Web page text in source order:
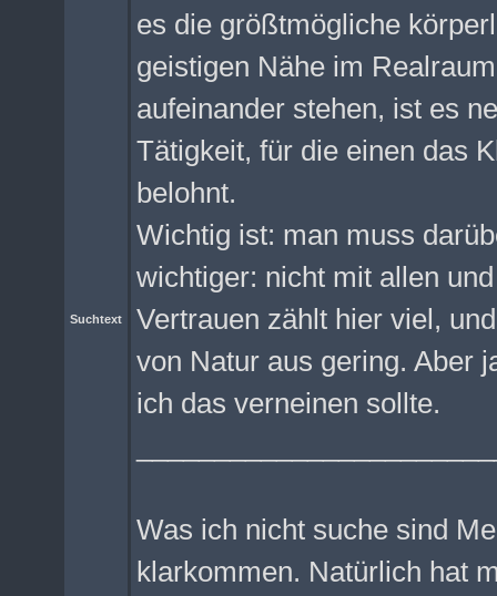
Suchtext
es die größtmögliche
geistigen Nähe im
aufeinander stehen, ist es
Tätigkeit, für die einen das
belohnt.
Wichtig ist: man muss
wichtiger: nicht mit allen
Vertrauen zählt hier viel,
von Natur aus gering. Aber
ich das verneinen sollte.
Was ich nicht suche sind
klarkommen. Natürlich hat